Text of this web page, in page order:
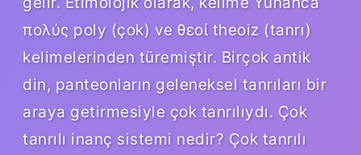
πολύς poly (çok) ve θεοί theoiz (tanrı)
kelimelerinden türemiştir. Birçok antik
din, panteonların geleneksel tanrıları bir
araya getirmesiyle çok tanrılıydı. Çok
tanrılı inanç sistemi nedir? Çok tanrılı